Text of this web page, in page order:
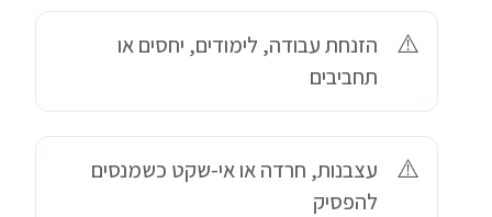
הזנחת עבודה, לימודים, יחסים או
תחביבים
עצבנות, חרדה או אי-שקט כשמנסים
להפסיק